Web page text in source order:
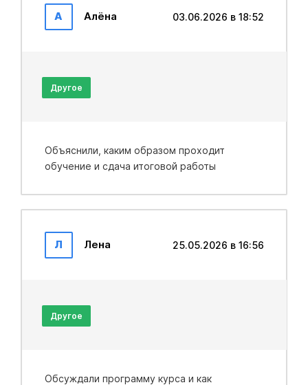
А Алёна 03.06.2026 в 18:52
Другое
Объяснили, каким образом проходит
обучение и сдача итоговой работы
Л Лена 25.05.2026 в 16:56
Другое
Обсуждали программу курса и как